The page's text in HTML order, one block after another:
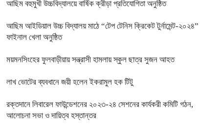
আছিম বহুমুখী উচ্চবিদ্যালয়ে বার্ষিক ক্রীড়া প্রতিযোগিতা অনুষ্ঠিত
আছিম আইডিয়াল উচ্চ বিদ্যালয় মাঠে “টেপ টেনিস ক্রিকেট টুর্নামেন্ট-২০২৪”
ফাইনাল খেলা অনুষ্ঠিত
ময়মনসিংহের ফুলবাড়ীয়ায় সন্ত্রাসী হামলায় স্কুল ছাত্র সুজন আহত
লাখ ভোটের ব্যবধানে জয়ী হলেন ইকরামুল হক টিটু
রক্তদানে লিবারেল ফাউন্ডেশনের ২০২৩-২৪ সেশনের কার্যকরী কমিটি গঠন,
আলোচনা সভা ও দায়িত্ব হস্তান্তর